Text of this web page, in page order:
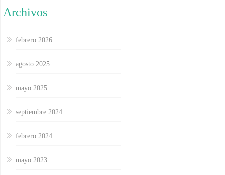
Archivos
febrero 2026
agosto 2025
mayo 2025
septiembre 2024
febrero 2024
mayo 2023